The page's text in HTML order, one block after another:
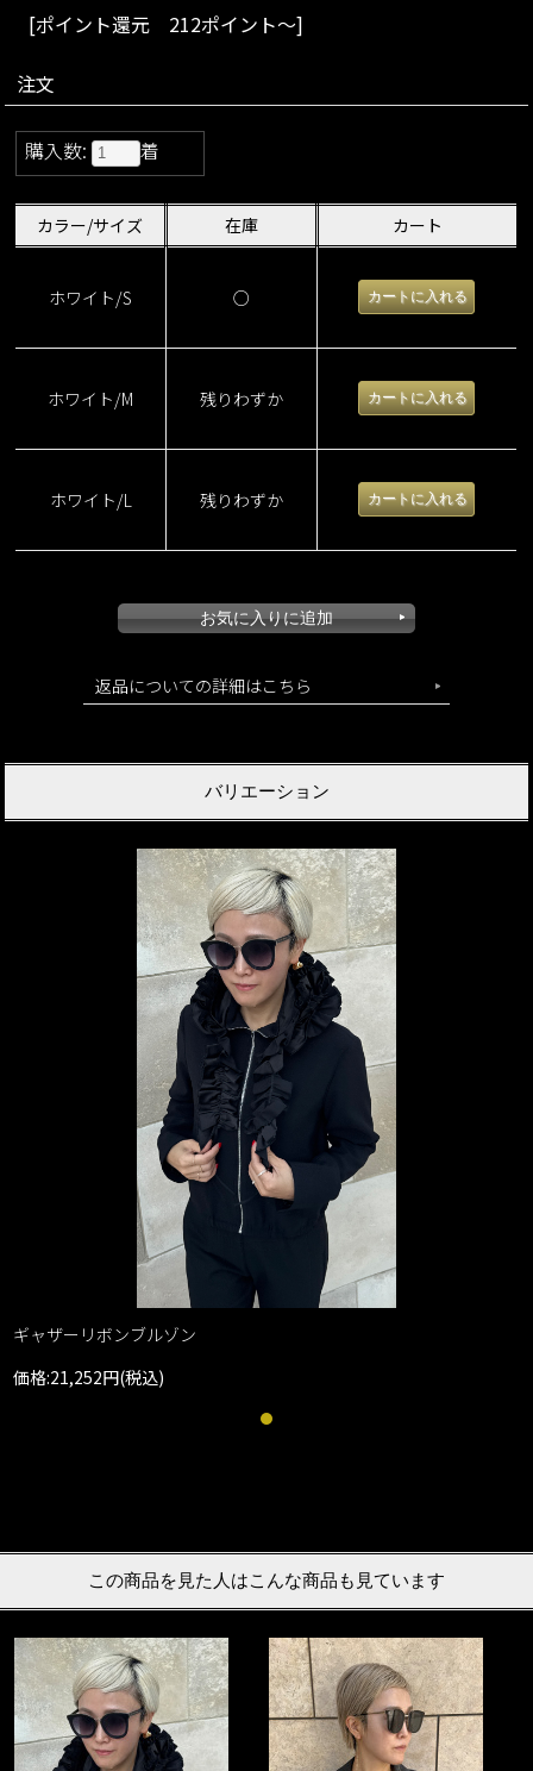
[ポイント還元 212ポイント～]
注文
購入数: 着
カラー/サイズ 在庫 カート
ホワイト/S ○
ホワイト/M 残りわずか
ホワイト/L 残りわずか
返品についての詳細はこちら
バリエーション
ギャザーリボンブルゾン
価格:21,252円(税込)
この商品を見た人はこんな商品も見ています